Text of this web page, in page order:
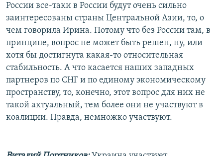
России все-таки в России будут очень сильно
заинтересованы страны Центральной Азии, то, о
чем говорила Ирина. Потому что без России там, в
принципе, вопрос не может быть решен, ну, или
хотя бы достигнута какая-то относительная
стабильность. А что касается наших западных
партнеров по СНГ и по единому экономическому
пространству, то, конечно, этот вопрос для них не
такой актуальный, тем более они не участвуют в
коалиции. Правда, немножко участвуют.